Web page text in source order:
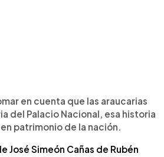
en cuenta que las araucarias
del Palacio Nacional, esa historia
patrimonio de la nación.
José Simeón Cañas de Rubén